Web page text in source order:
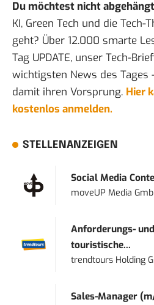
Du möchtest nicht
KI, Green Tech und die Tech-
geht? Über 12.000 smarte
Tag UPDATE, unser Tech-
wichtigsten News des Tages
damit ihren Vorsprung. Hier
kostenlos anmelden.
STELLENANZEIGEN
Social Media
moveUP Media
Anforderungs-
touristische...
trendtours Holding
Sales-Manager